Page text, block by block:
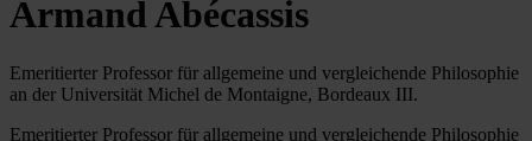
Armand Abécassis
Emeritierter Professor für allgemeine und vergleichende Philosophie
an der Universität Michel de Montaigne, Bordeaux III.
Emeritierter Professor für allgemeine und vergleichende Philosophie